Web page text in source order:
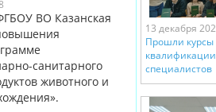
ВО Казанская
санитарного
животного и
13 декабря
Прошли
специалистов